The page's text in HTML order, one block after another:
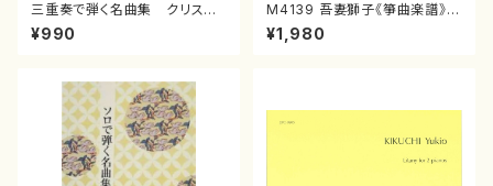
三重奏で弾く名曲集 クリスマ
スメドレー( 箏2/大平光美 編
曲/楽譜）
¥990
M4139 吾妻獅子《箏曲楽譜》
（箏/宮城道雄著・宮城宗家監修/
箏曲古典楽譜）
¥1,980